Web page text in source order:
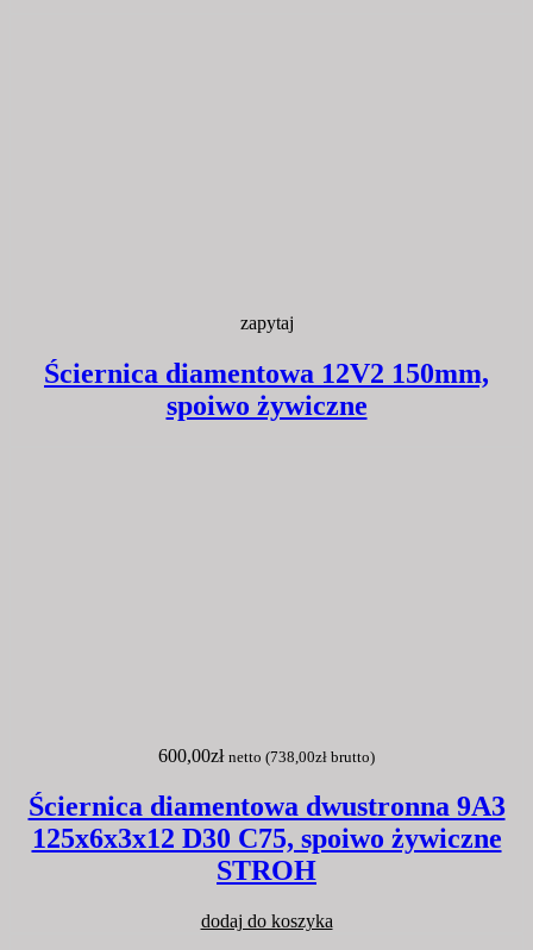
zapytaj
Ściernica diamentowa 12V2 150mm,
spoiwo żywiczne
600,00zł netto (738,00zł brutto)
Ściernica diamentowa dwustronna 9A3
125x6x3x12 D30 C75, spoiwo żywiczne
STROH
dodaj do koszyka